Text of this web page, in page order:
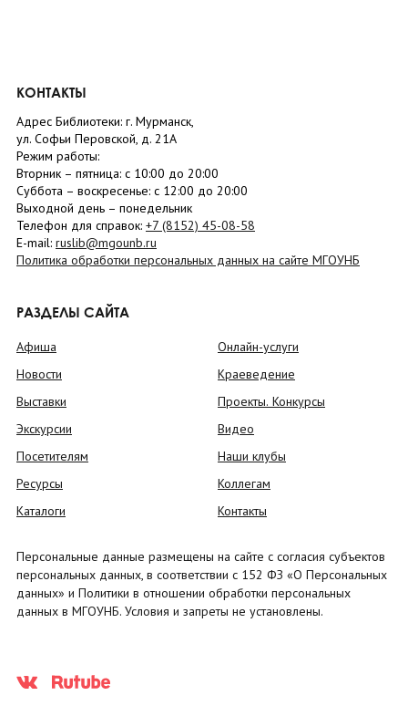
КОНТАКТЫ
Адрес Библиотеки: г. Мурманск,
ул. Софьи Перовской, д. 21А
Режим работы:
Вторник – пятница: с 10:00 до 20:00
Суббота – воскресенье: c 12:00 до 20:00
Выходной день – понедельник
Телефон для справок: +7 (8152) 45-08-58
E-mail: ruslib@mgounb.ru
Политика обработки персональных данных на сайте МГОУНБ
РАЗДЕЛЫ САЙТА
Афиша
Новости
Выставки
Экскурсии
Посетителям
Ресурсы
Каталоги
Онлайн-услуги
Краеведение
Проекты. Конкурсы
Видео
Наши клубы
Коллегам
Контакты
Персональные данные размещены на сайте с согласия субъектов
персональных данных, в соответствии с 152 ФЗ «О Персональных
данных» и Политики в отношении обработки персональных
данных в МГОУНБ. Условия и запреты не установлены.